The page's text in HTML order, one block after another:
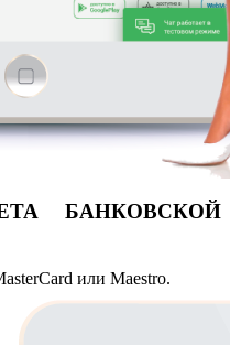
БАНКОВСКОЙ
или Maestro.